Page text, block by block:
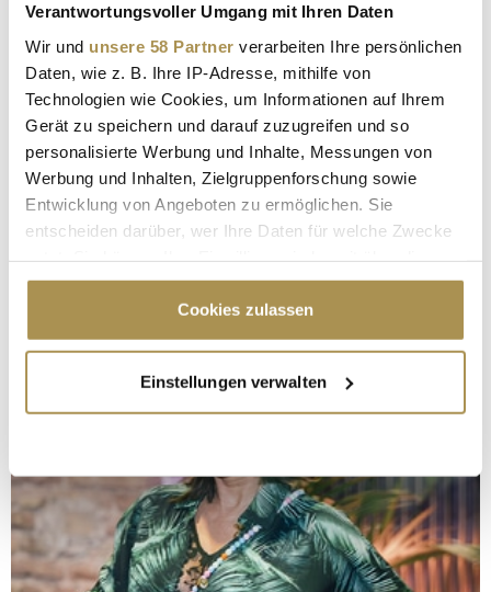
Verantwortungsvoller Umgang mit Ihren Daten
Wir und unsere 58 Partner verarbeiten Ihre persönlichen
Daten, wie z. B. Ihre IP-Adresse, mithilfe von
Technologien wie Cookies, um Informationen auf Ihrem
Gerät zu speichern und darauf zuzugreifen und so
personalisierte Werbung und Inhalte, Messungen von
Werbung und Inhalten, Zielgruppenforschung sowie
Entwicklung von Angeboten zu ermöglichen. Sie
entscheiden darüber, wer Ihre Daten für welche Zwecke
Cookie-Erklärung oder durch Klicken auf das Privacy
Trigger Symbol ändern oder widerrufen
Informationen über Ihre geografische Lage
erfassen, welche bis auf einige Meter genau sein
bestimmten Merkmalen (Fingerprinting) identifizieren
Erfahren Sie mehr darüber, wie Ihre persönlichen Daten
verarbeitet werden, und legen Sie Ihre Präferenzen im
Abschnitt Einzelheitenfest.
Cookies zulassen
Einstellungen verwalten